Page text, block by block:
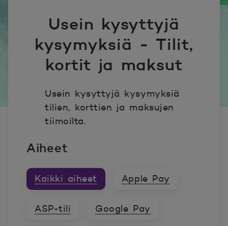
Usein kysyttyjä
kysymyksiä - Tilit,
kortit ja maksut
Usein kysyttyjä kysymyksiä
tilien, korttien ja maksujen
tiimoilta.
Aiheet
Kaikki aiheet Apple Pay
ASP-tili Google Pay